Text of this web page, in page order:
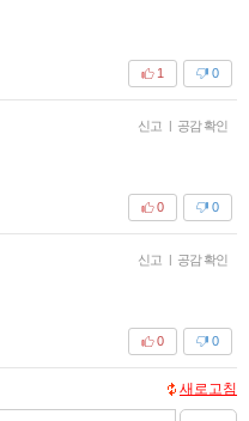
0
1
신고 | 공감 확인
0
0
신고 | 공감 확인
0
0
새로고침